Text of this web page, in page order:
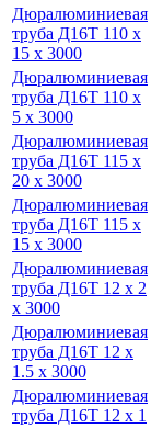
Дюралюминиевая
труба Д16Т 110 х
15 х 3000
Дюралюминиевая
труба Д16Т 110 х
5 х 3000
Дюралюминиевая
труба Д16Т 115 х
20 х 3000
Дюралюминиевая
труба Д16Т 115 х
15 х 3000
Дюралюминиевая
труба Д16Т 12 х 2
х 3000
Дюралюминиевая
труба Д16Т 12 х
1.5 х 3000
Дюралюминиевая
труба Д16Т 12 х 1